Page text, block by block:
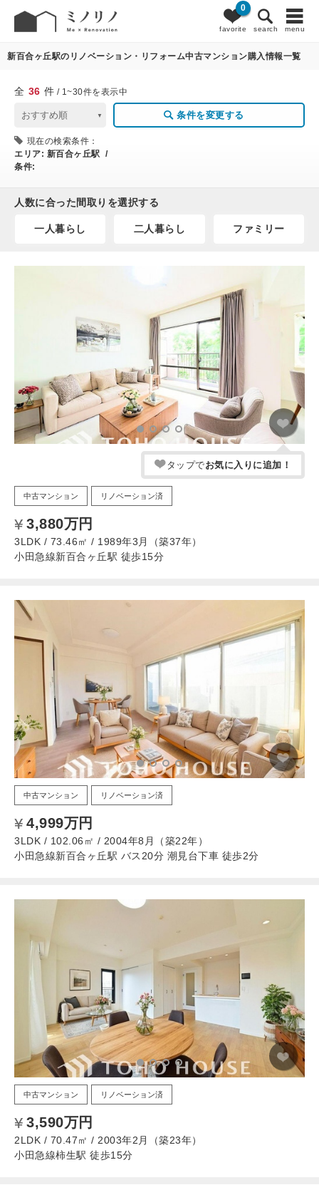
favorite
0
search menu
36 条件変更
新百合ヶ丘駅のリノベーション・リフォーム中古マンション購入情報一覧
全 36 件 / 1~30件を表示中
条件を変更する
現在の検索条件：
エリア: 新百合ヶ丘駅 /
条件:
人数に合った間取りを選択する
一人暮らし 二人暮らし ファミリー
タップでお気に入りに追加！
中古マンション リノベーション済
3,880万円
3LDK / 73.46㎡ / 1989年3月（築37年）
小田急線新百合ヶ丘駅 徒歩15分
中古マンション リノベーション済
4,999万円
3LDK / 102.06㎡ / 2004年8月（築22年）
小田急線新百合ヶ丘駅 バス20分 潮見台下車 徒歩2分
中古マンション リノベーション済
3,590万円
2LDK / 70.47㎡ / 2003年2月（築23年）
小田急線柿生駅 徒歩15分